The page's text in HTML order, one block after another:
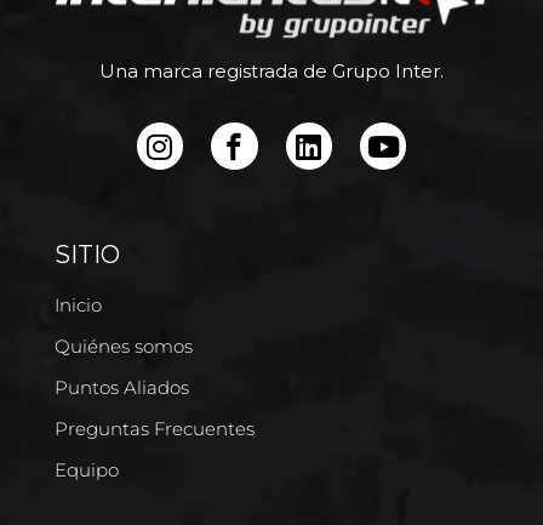
Una marca registrada de Grupo Inter.
SITIO
Inicio
Quiénes somos
Puntos Aliados
Preguntas Frecuentes
Equipo